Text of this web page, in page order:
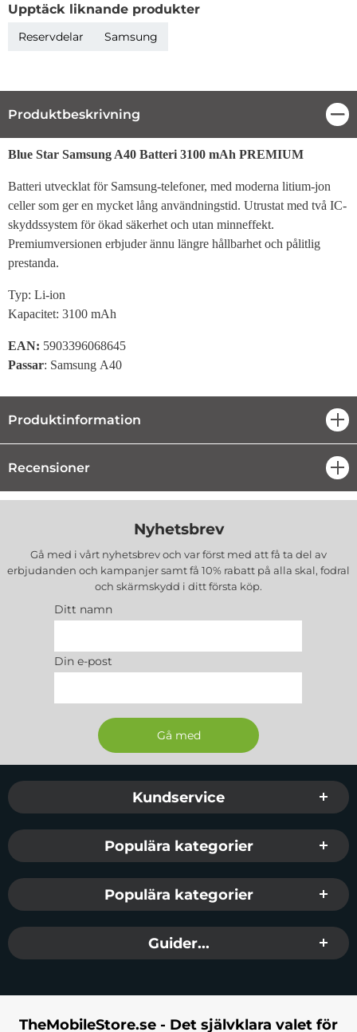
Upptäck liknande produkter
Reservdelar Samsung
Produktbeskrivning
Produktbeskrivning
Blue Star Samsung A40 Batteri 3100 mAh PREMIUM
Batteri utvecklat för Samsung-telefoner, med moderna litium-jon
celler som ger en mycket lång användningstid. Utrustat med två IC-
skyddssystem för ökad säkerhet och utan minneffekt.
Premiumversionen erbjuder ännu längre hållbarhet och pålitlig
prestanda.
Typ: Li-ion
Kapacitet: 3100 mAh
EAN: 5903396068645
Passar: Samsung A40
Produktinformation
Recensioner
Nyhetsbrev
Gå med i vårt nyhetsbrev och var först med att få ta del av
erbjudanden och kampanjer samt få 10% rabatt på alla skal, fodral
och skärmskydd i ditt första köp.
Ditt namn
Din e-post
Sidfot Blandad info och länkar
Kundservice
Populära kategorier
Populära kategorier
Guider...
TheMobileStore.se - Det självklara valet för